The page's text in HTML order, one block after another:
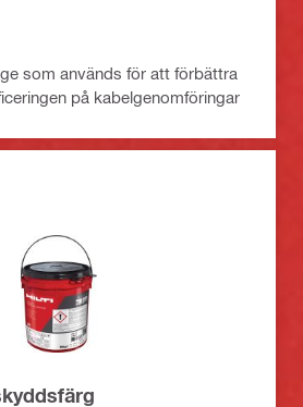
som används för att förbättra
på kabelgenomföringar